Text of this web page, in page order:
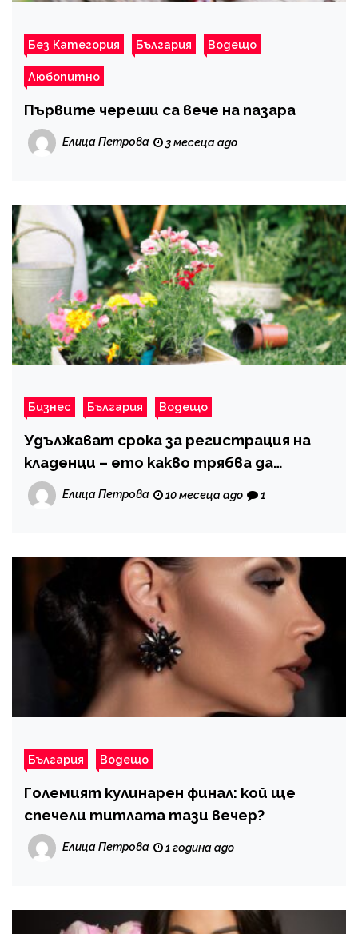
Без Категория България Водещо
Любопитно
Първите череши са вече на пазара
Елица Петрова 3 месеца ago
Бизнес България Водещо
Удължават срока за регистрация на
кладенци – ето какво трябва да
знаете
Елица Петрова 10 месеца ago 1
България Водещо
Големият кулинарен финал: кой ще
спечели титлата тази вечер?
Елица Петрова 1 година ago